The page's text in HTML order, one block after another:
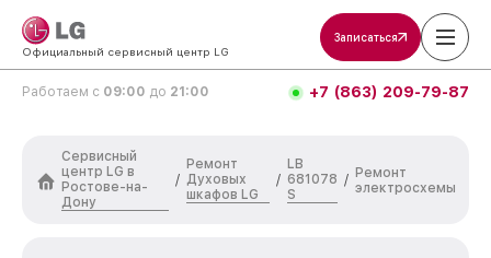
Официальный сервисный центр LG
Записаться
Работаем с 09:00 до 21:00 +7 (863) 209-79-87
Сервисный
центр LG в
Ростове-на-
Дону
/
Ремонт
Духовых
шкафов LG
/
LB
681078
S
/ Ремонт
электросхемы